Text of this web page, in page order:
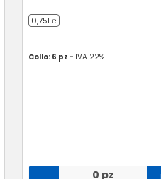
0,75l ℮
Collo: 6 pz - IVA 22%
0 pz